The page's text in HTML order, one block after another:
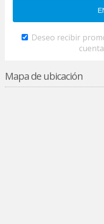
Deseo recibir
Mapa de ubicación